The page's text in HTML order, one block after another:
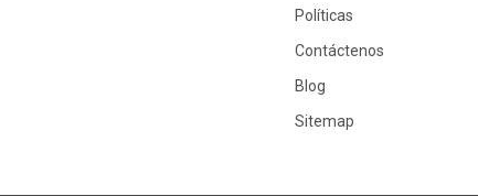
Políticas
Contáctenos
Blog
Sitemap